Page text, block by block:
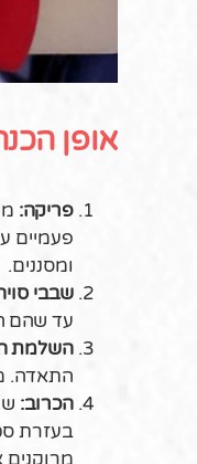
אופן
פריקה:
ומסננים.
שבבי
עד שהם
השלמת
התאדה.
הכרוב:
בעזרת